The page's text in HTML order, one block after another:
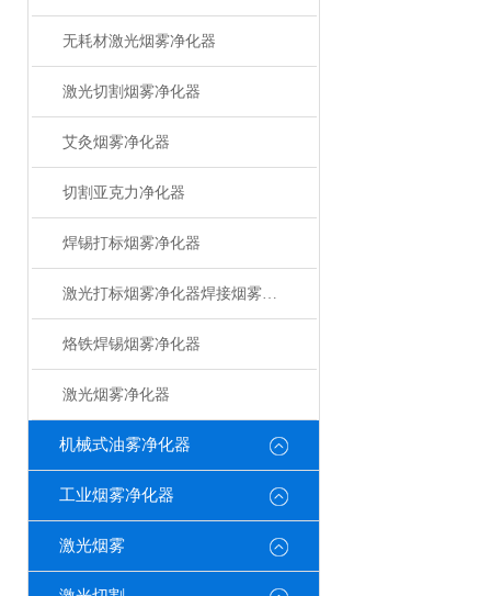
无耗材激光烟雾净化器
激光切割烟雾净化器
艾灸烟雾净化器
切割亚克力净化器
焊锡打标烟雾净化器
激光打标烟雾净化器焊接烟雾净化器
烙铁焊锡烟雾净化器
激光烟雾净化器
机械式油雾净化器
工业烟雾净化器
激光烟雾